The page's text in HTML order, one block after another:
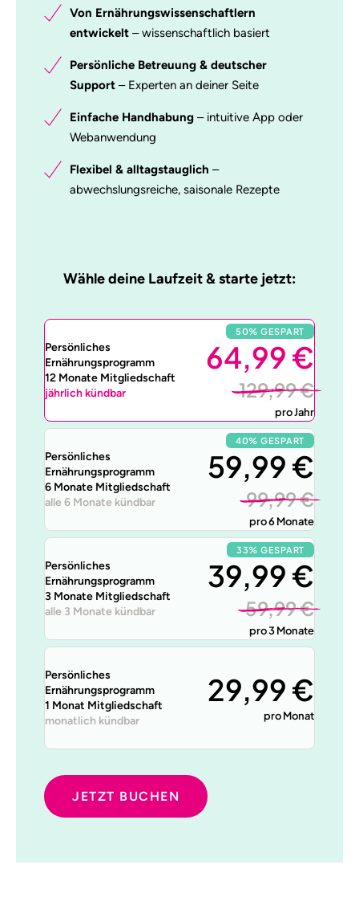
Von Ernährungswissenschaftlern
entwickelt – wissenschaftlich basiert
Persönliche Betreuung & deutscher
Support – Experten an deiner Seite
Einfache Handhabung – intuitive App oder
Webanwendung
Flexibel & alltagstauglich –
abwechslungsreiche, saisonale Rezepte
Wähle deine Laufzeit & starte jetzt:
Persönliches
Ernährungsprogramm
12 Monate Mitgliedschaft
jährlich kündbar
50% GESPART
64,99 €
129,99 €
pro Jahr
Persönliches
Ernährungsprogramm
6 Monate Mitgliedschaft
alle 6 Monate kündbar
40% GESPART
59,99 €
99,99 €
pro 6 Monate
Persönliches
Ernährungsprogramm
3 Monate Mitgliedschaft
alle 3 Monate kündbar
33% GESPART
39,99 €
59,99 €
pro 3 Monate
Persönliches
Ernährungsprogramm
1 Monat Mitgliedschaft
monatlich kündbar
29,99 €
pro Monat
JETZT BUCHEN